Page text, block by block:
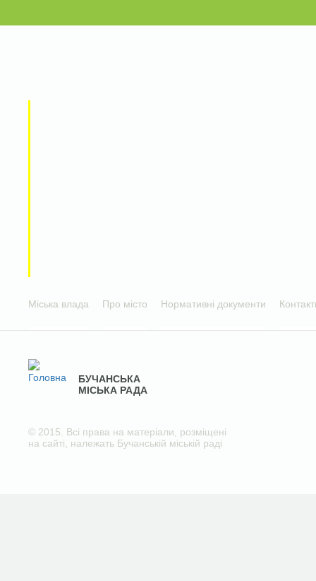
Міська влада Про місто Нормативні документи
БУЧАНСЬКА
МІСЬКА РАДА
© 2015. Всі права на матеріали, розміщені
на сайті, належать Бучанській міській раді